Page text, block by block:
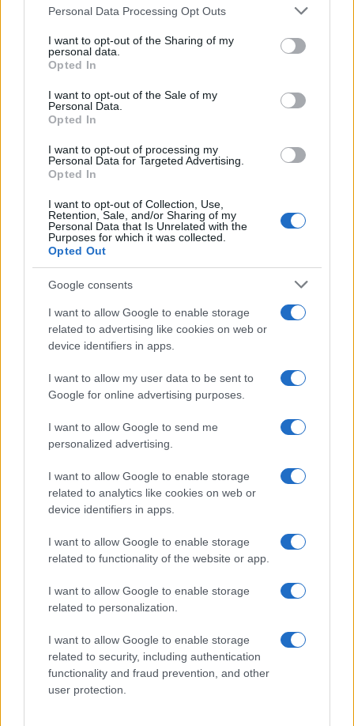
Please note that this website/app uses one or more Google
not limited to your visit or usage behaviour. You may click to
grant or deny consent to Google and its third-party tags to
use your data for below specified purposes in below Google
consent section.
Personal Data Processing Opt Outs
I want to opt-out of the Sharing of my
personal data.
Opted In
I want to opt-out of the Sale of my
Personal Data.
Opted In
I want to opt-out of processing my
Personal Data for Targeted Advertising.
Opted In
I want to opt-out of Collection, Use,
Retention, Sale, and/or Sharing of my
Personal Data that Is Unrelated with the
Purposes for which it was collected.
Opted Out
Google consents
I want to allow Google to enable storage
related to advertising like cookies on web or
device identifiers in apps.
I want to allow my user data to be sent to
Google for online advertising purposes.
I want to allow Google to send me
personalized advertising.
I want to allow Google to enable storage
related to analytics like cookies on web or
device identifiers in apps.
I want to allow Google to enable storage
related to functionality of the website or app.
I want to allow Google to enable storage
related to personalization.
I want to allow Google to enable storage
related to security, including authentication
functionality and fraud prevention, and other
user protection.
Vuoi rimuovere le pubblicità nazionali?
Puoi abbonarti a
Sei già abbonato?
Puoi effettuare l'accesso andando nella
sezione
cliccandoqui
TEMI: Anap Sardegna Truffe
Truffe Anziani
Truffe Anziani Coronavirus
Inviaci le tue segnalazioni,
i tuoi video e le tue foto
345 356 7512
Entra nel canale telegram di
GalluraOggi.it
Ricevi le nostre ultime news
daGoogle News
Condividi l'articolo